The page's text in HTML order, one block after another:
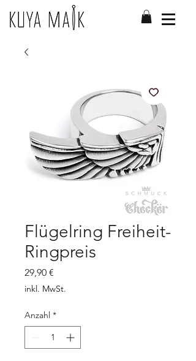
Flügelring Freiheit-
Ringpreis
29,90 €
inkl. MwSt.
Anzahl *